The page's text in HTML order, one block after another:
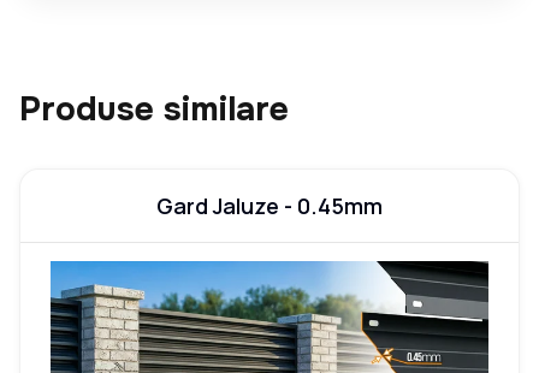
Produse similare
Gard Jaluze - 0.45mm